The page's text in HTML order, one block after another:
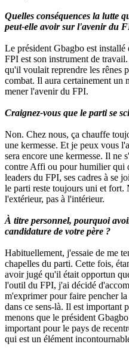
Quelles conséquences la lutte
peut-elle avoir sur l'avenir du
Le président Gbagbo est
FPI est son instrument de
qu'il voulait reprendre les rênes
combat. Il aura certainement un
mener l'avenir du FPI.
Craignez-vous que le parti se
Non. Chez nous, ça chauffe
une kermesse. Et je peux vous
sera encore une kermesse. Il ne
contre Affi ou pour humilier qui
leaders du FPI, ses cadres à se
le parti reste toujours uni et fort.
l'extérieur, pas à l'intérieur.
À titre personnel, pourquoi
candidature de votre père ?
Habituellement, j'essaie de me
chapelles du parti. Cette fois,
avoir jugé qu'il était opportun
l'outil du FPI, j'ai décidé
m'exprimer pour faire pencher
dans ce sens-là. Il est important
menons que le président
important pour le pays de
qui est un élément